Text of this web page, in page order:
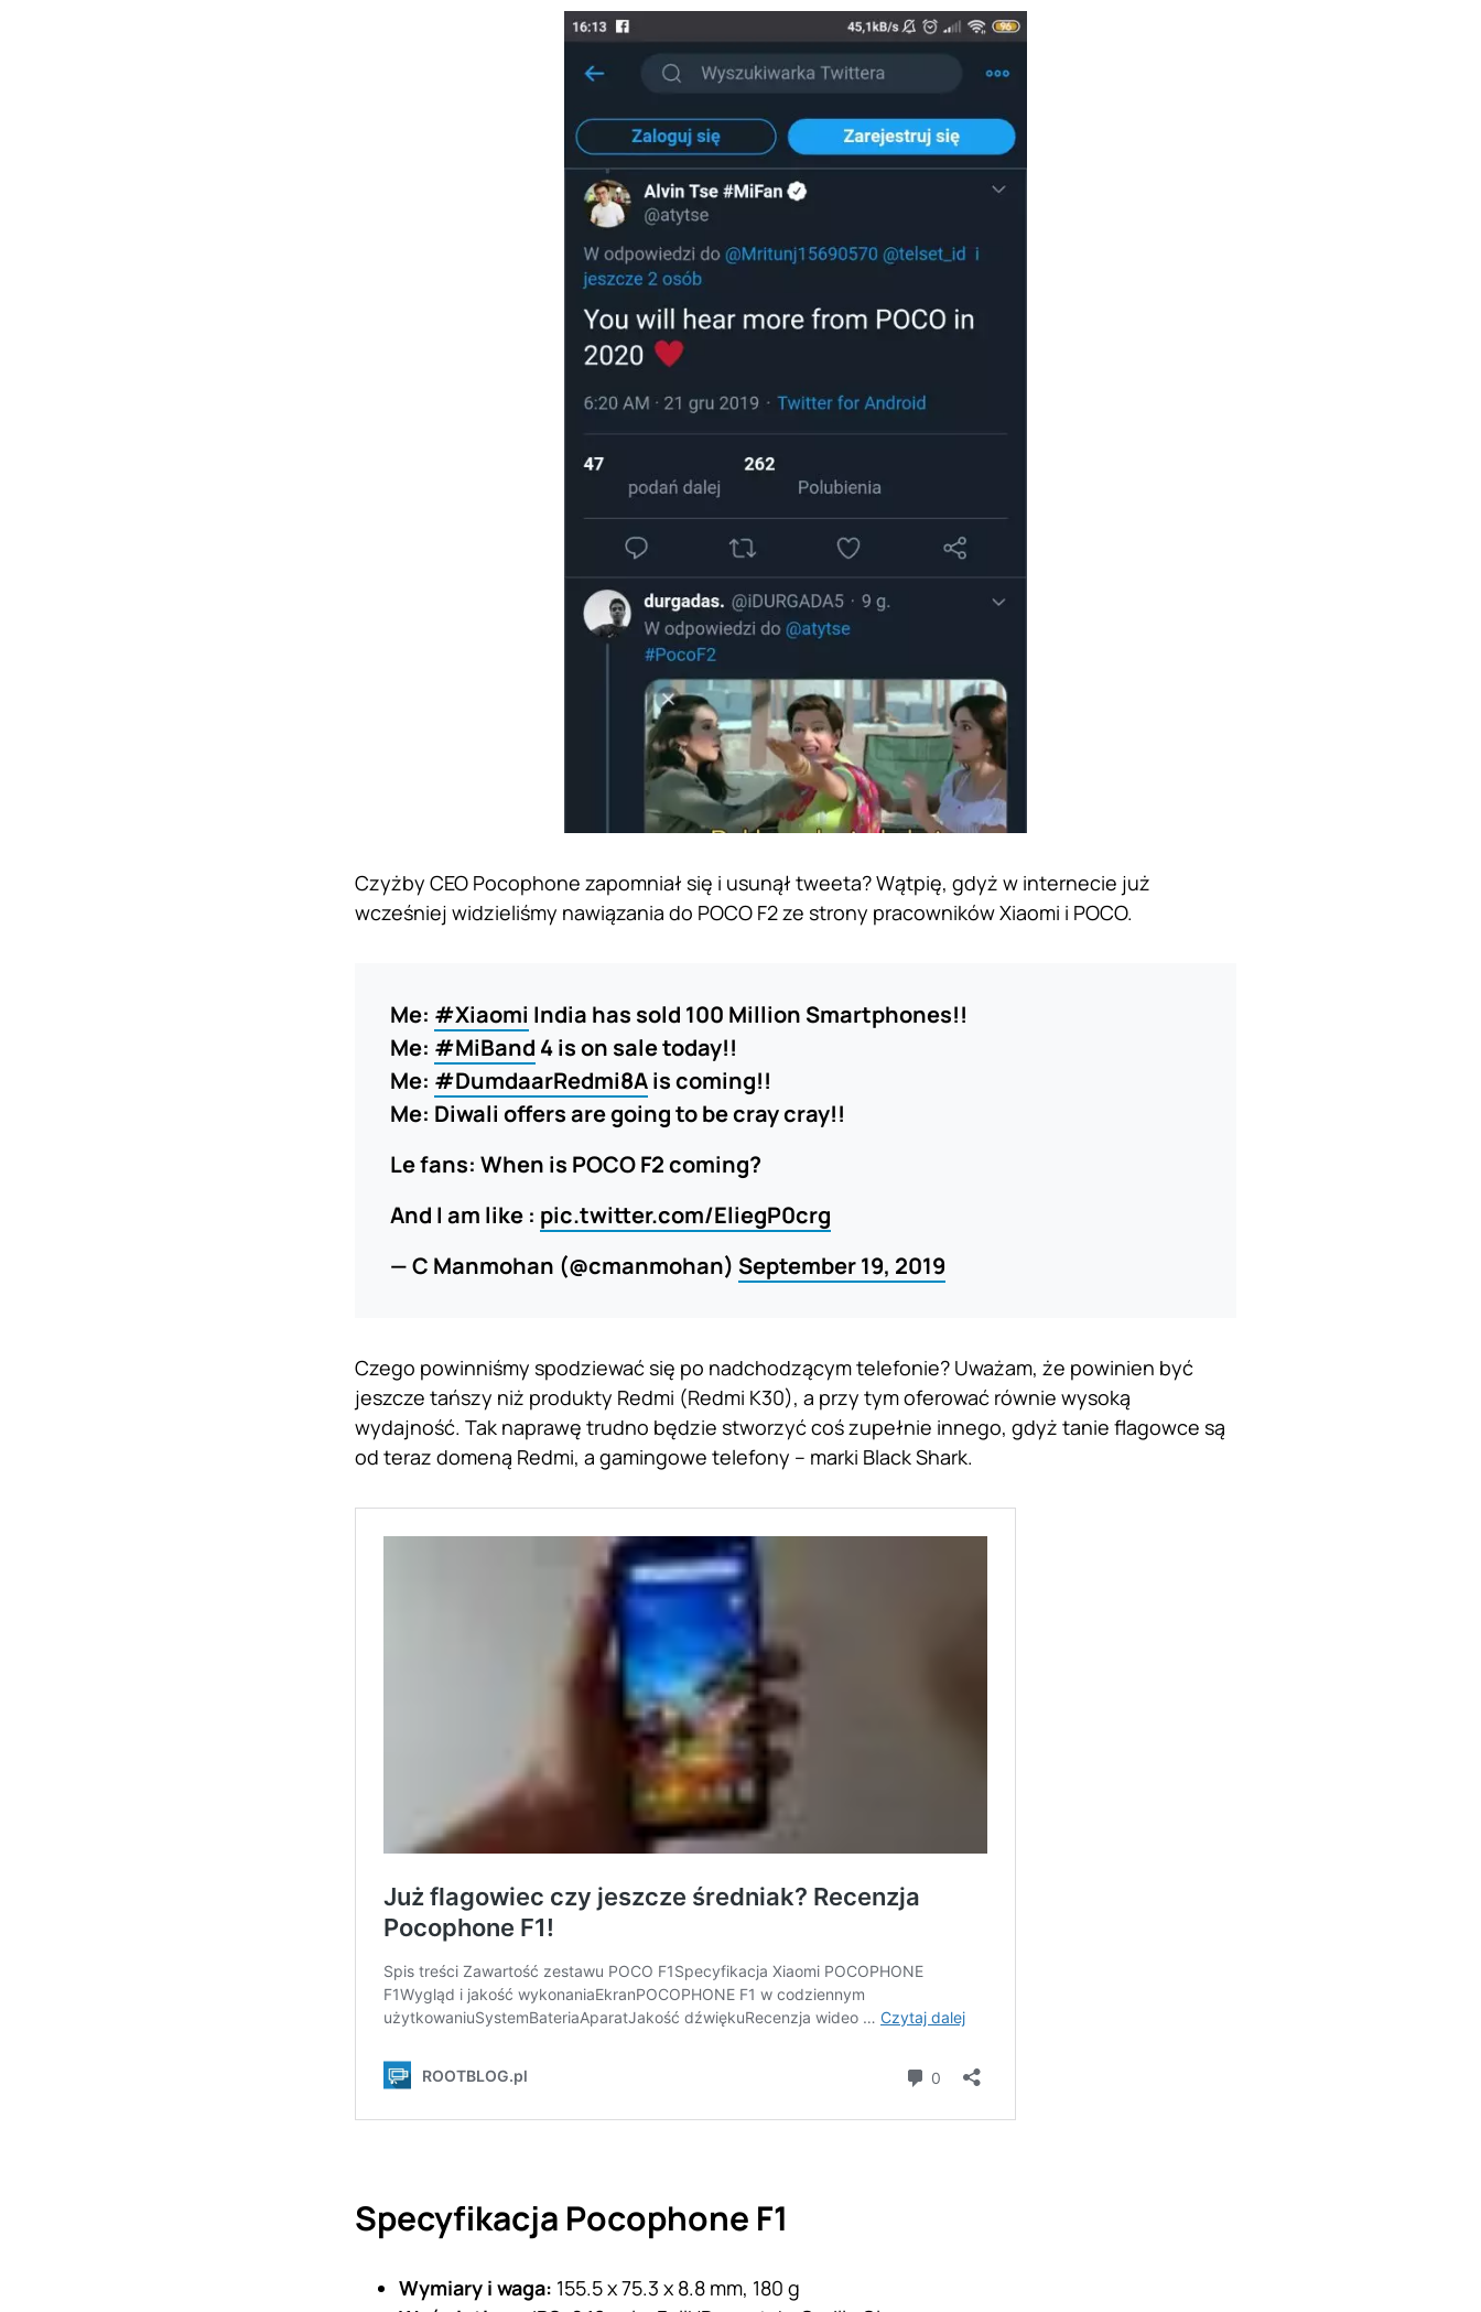
Czyżby CEO Pocophone zapomniał się i usunął tweeta? Wątpię, gdyż w internecie już
wcześniej widzieliśmy nawiązania do POCO F2 ze strony pracowników Xiaomi i POCO.
Me: #Xiaomi India has sold 100 Million Smartphones!!
Me: #MiBand 4 is on sale today!!
Me: #DumdaarRedmi8Ais coming!!
Me: Diwali offers are going to be cray cray!!
Le fans: When is POCO F2 coming?
And I am like : pic.twitter.com/EliegP0crg
— C Manmohan (@cmanmohan) September 19, 2019
Czego powinniśmy spodziewać się po nadchodzącym telefonie? Uważam, że powinien być
jeszcze tańszy niż produkty Redmi (Redmi K30), a przy tym oferować równie wysoką
wydajność. Tak naprawę trudno będzie stworzyć coś zupełnie innego, gdyż tanie flagowce są
od teraz domeną Redmi, a gamingowe telefony – marki Black Shark.
Specyfikacja Pocophone F1
Wymiary i waga: 155.5 x 75.3 x 8.8 mm, 180 g